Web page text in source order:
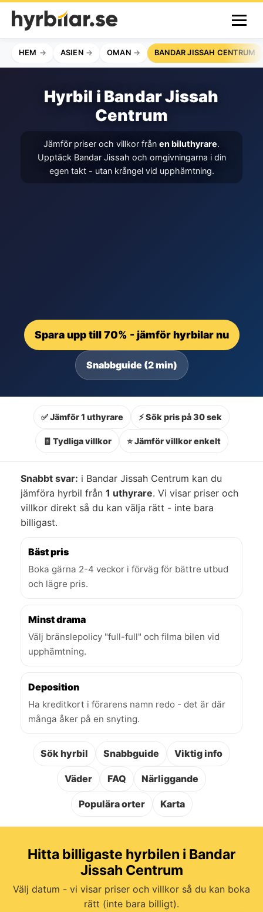
HEM ASIEN OMAN BANDAR JISSAH CENTRUM
Hyrbil i Bandar Jissah
Centrum
Jämför priser och villkor från en biluthyrare.
Upptäck Bandar Jissah och omgivningarna i din
egen takt - utan krångel vid upphämtning.
Spara upp till 70% - jämför hyrbilar nu
Snabbguide (2 min)
✅ Jämför 1 uthyrare ⚡ Sök pris på 30 sek
🧾 Tydliga villkor ⭐ Jämför villkor enkelt
Snabbt svar: i Bandar Jissah Centrum kan du
jämföra hyrbil från 1 uthyrare. Vi visar priser och
villkor direkt så du kan välja rätt - inte bara
billigast.
Bäst pris
Boka gärna 2-4 veckor i förväg för bättre utbud
och lägre pris.
Minst drama
Välj bränslepolicy "full-full" och filma bilen vid
upphämtning.
Deposition
Ha kreditkort i förarens namn redo - det är där
många åker på en snyting.
Sök hyrbil Snabbguide Viktig info
Väder FAQ Närliggande
Populära orter Karta
Hitta billigaste hyrbilen i Bandar
Jissah Centrum
Välj datum - vi visar priser och villkor så du kan boka
rätt (inte bara billigt).